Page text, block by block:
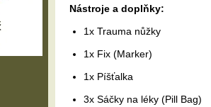
Nástroje a doplňky:
1x Trauma nůžky
1x Fix (Marker)
1x Píšťalka
3x Sáčky na léky (Pill Bag)